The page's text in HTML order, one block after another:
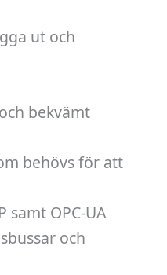
ut och
bekvämt
behövs för att
OPC-UA
och